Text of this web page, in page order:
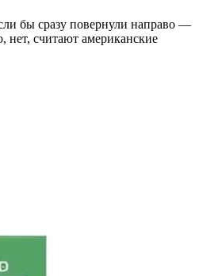
бы сразу повернули направо —
нет, считают американские